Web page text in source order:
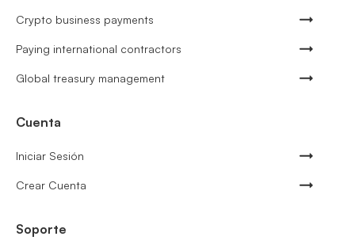
Crypto business payments
Paying international contractors
Global treasury management
Cuenta
Iniciar Sesión
Crear Cuenta
Soporte